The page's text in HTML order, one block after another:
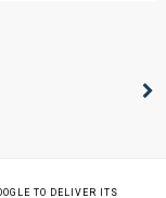
TO DELIVER ITS